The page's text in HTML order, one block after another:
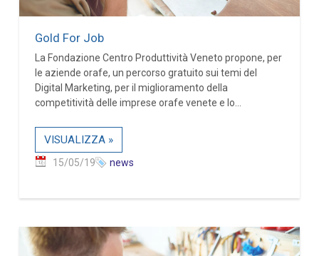
Gold For Job
La Fondazione Centro Produttività Veneto propone, per
le aziende orafe, un percorso gratuito sui temi del
Digital Marketing, per il miglioramento della
competitività delle imprese orafe venete e lo...
VISUALIZZA »
15/05/19 news